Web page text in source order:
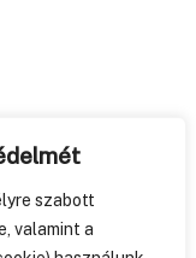
szabott
valamint a